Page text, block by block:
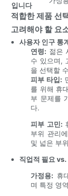
입니다
적합한 제품 선
고려해야 할 요
사용자 인구 통
연령: 젊은
수 있으며,
을 선택할
피부 타입:
를 위해 휴
부 문제를
다.
피부 고민:
부위 관리
및 넓은 부
직업적 필요
가정용: 휴
며 특정 영